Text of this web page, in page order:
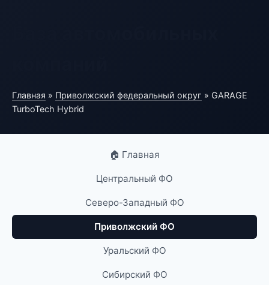
Главная » Приволжский федеральный округ » GARAGE
TurboTech Hybrid
🏠 Главная
Центральный ФО
Северо-Западный ФО
Приволжский ФО
Уральский ФО
Сибирский ФО